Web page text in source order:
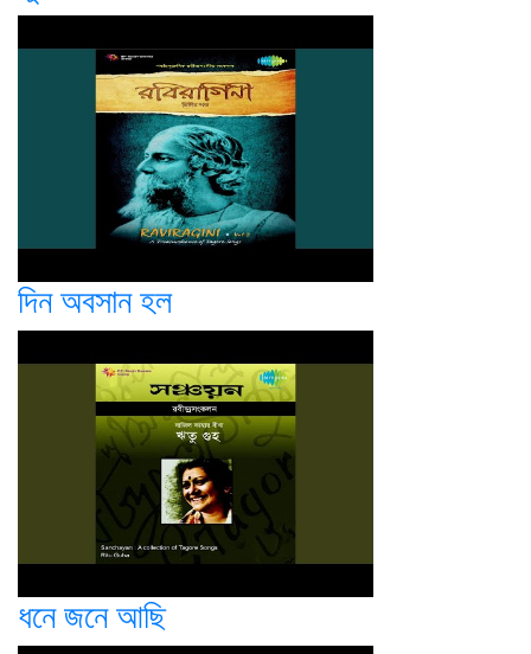
দিন অবসান হল
ধনে জনে আছি